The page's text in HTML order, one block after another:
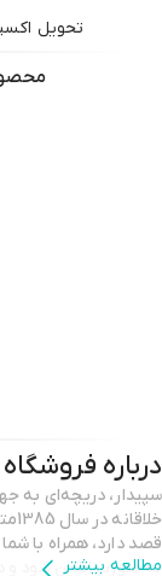
تحویل
درباره فروشگاه
قصد دارد، همراه با
مطالعه بیشتر